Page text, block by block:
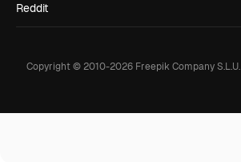
Reddit
Copyright © 2010-2026Freepik Company S.L.U.